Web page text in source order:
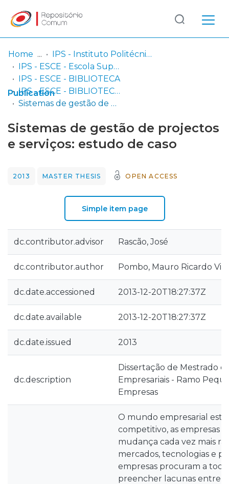
Communities
& Collections
Browse repository
Log
In
(current)
Home
IPS - Instituto Politécnico de Setúbal
IPS - ESCE - Escola Superior de Ciências Empresariais
IPS - ESCE - BIBLIOTECA
IPS - ESCE - BIBLIOTECA - Dissertações de mestrado
Sistemas de gestão de projectos e serviços: estudo de caso
Publication
Sistemas de gestão de projectos
e serviços: estudo de caso
2013 MASTER THESIS OPEN ACCESS
Simple item page
dc.contributor.advisor Rascão, José
dc.contributor.author Pombo, Mauro Ricardo
dc.date.accessioned 2013-12-20T18:27:37Z
dc.date.available 2013-12-20T18:27:37Z
dc.date.issued 2013
dc.description
Dissertação de Mestrado
Empresariais - Ramo
Empresas
O mundo empresarial está
competitivo, as empresas
mudança cada vez mais
mercados, tecnologias e
empresas procuram a
preencher lacunas entre